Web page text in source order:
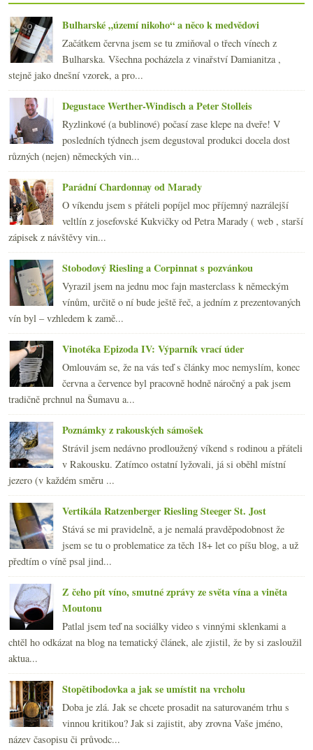
2014(254)
►2013(249)
►2012(254)
► 2011(252)
►2010(249)
►2009(249)
2008 (270)
►2007(108)
Bulharské „území nikoho“ a něco k medvědovi
Začátkem června jsem se tu zmiňoval o třech vínech z
Bulharska. Všechna pocházela z vinařství Damianitza ,
stejně jako dnešní vzorek, a pro...
Degustace Werther-Windisch a Peter Stolleis
Ryzlinkové (a bublinové) počasí zase klepe na dveře! V
posledních týdnech jsem degustoval produkci docela dost
různých (nejen) německých vin...
Parádní Chardonnay od Marady
O víkendu jsem s přáteli popíjel moc příjemný nazrálejší
veltlín z josefovské Kukvičky od Petra Marady ( web , starší
zápisek z návštěvy vin...
Stobodový Riesling a Corpinnat s pozvánkou
Vyrazil jsem na jednu moc fajn masterclass k německým
vínům, určitě o ní bude ještě řeč, a jedním z prezentovaných
vín byl – vzhledem k zamě...
Vinotéka Epizoda IV: Výparník vrací úder
Omlouvám se, že na vás teď s články moc nemyslím, konec
června a července byl pracovně hodně náročný a pak jsem
tradičně prchnul na Šumavu a...
Poznámky z rakouských sámošek
Strávil jsem nedávno prodloužený víkend s rodinou a přáteli
v Rakousku. Zatímco ostatní lyžovali, já si oběhl místní
jezero (v každém směru ...
Vertikála Ratzenberger Riesling Steeger St. Jost
Stává se mi pravidelně, a je nemalá pravděpodobnost že
jsem se tu o problematice za těch 18+ let co píšu blog, a už
předtím o víně psal jind...
Z čeho pít víno, smutné zprávy ze světa vína a viněta
Moutonu
Patlal jsem teď na sociálky video s vinnými sklenkami a
chtěl ho odkázat na blog na tematický článek, ale zjistil, že by si zasloužil
aktua...
Stopětibodovka a jak se umístit na vrcholu
Doba je zlá. Jak se chcete prosadit na saturovaném trhu s
vinnou kritikou? Jak si zajistit, aby zrovna Vaše jméno,
název časopisu či průvodc...